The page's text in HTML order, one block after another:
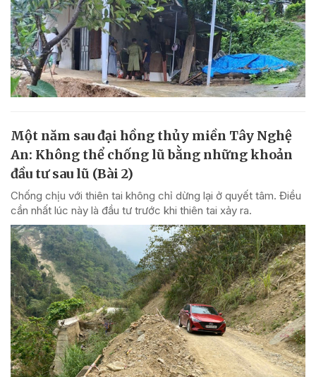
Một năm sau đại hồng thủy miền Tây Nghệ
An: Không thể chống lũ bằng những khoản
đầu tư sau lũ (Bài 2)
Chống chịu với thiên tai không chỉ dừng lại ở quyết tâm. Điều
cần nhất lúc này là đầu tư trước khi thiên tai xảy ra.